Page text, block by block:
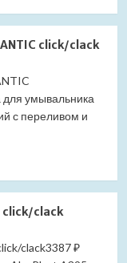
click/clack
умывальника
с переливом и
click/clack
clack3387 ₽